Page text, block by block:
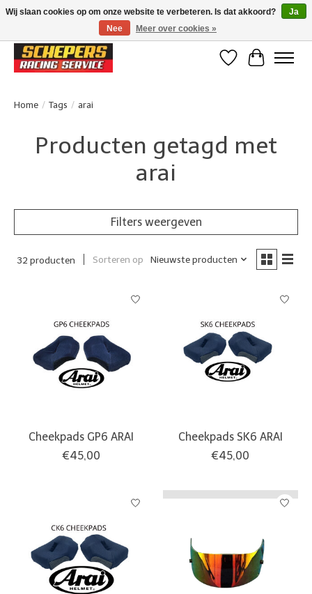
Klanten beoordelen ons met een 4,8/5 op Google reviews
Verlanglijst
Home / Tags / arai
Producten getagd met
arai
Filters weergeven
32 producten Sorteren op Nieuwste producten
Cheekpads GP6 ARAI
€45,00
Cheekpads SK6 ARAI
€45,00
Wij slaan cookies op om onze website te verbeteren. Is dat akkoord?
Ja
Nee
Meer over cookies »